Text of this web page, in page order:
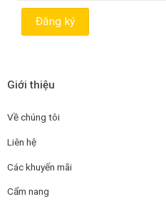
Giới thiệu
Về chúng tôi
Liên hệ
Các khuyến mãi
Cẩm nang